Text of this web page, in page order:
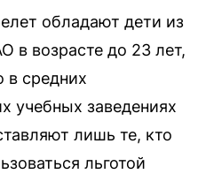
обладают дети из
в возрасте до 23 лет,
в средних
учебных заведениях
лишь те, кто
льготой